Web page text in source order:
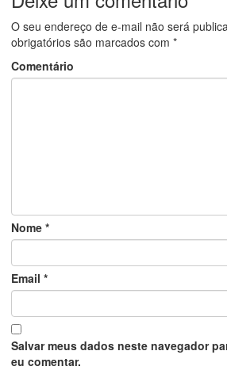
O seu endereço de e-mail não será
obrigatórios são marcados com *
Comentário
Nome *
Email *
Salvar meus dados neste navegador
eu comentar.